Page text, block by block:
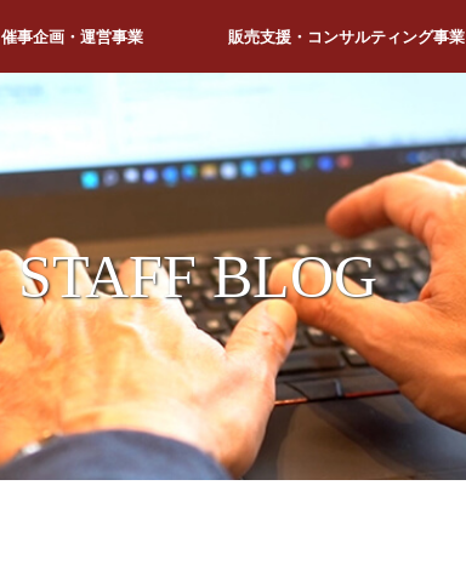
催事企画・運営事業 販売支援・コンサルティング事業
STAFF BLOG